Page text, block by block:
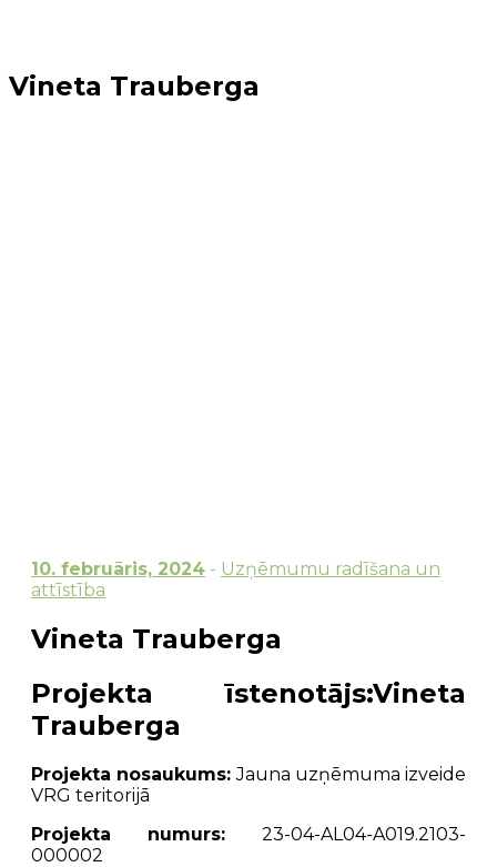
Vineta Trauberga
10. februāris, 2024 - Uzņēmumu radīšana un
attīstība
Vineta Trauberga
Projekta īstenotājs:Vineta
Trauberga
Projekta nosaukums:Jauna uzņēmuma izveide
VRG teritorijā
Projekta numurs: 23-04-AL04-A019.2103-
000002